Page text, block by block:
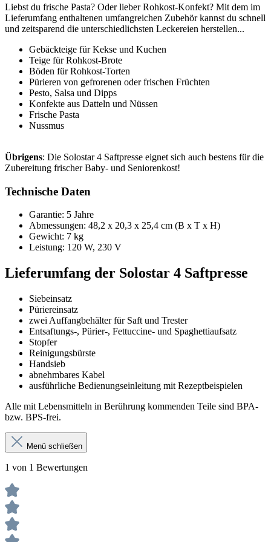
Liebst du frische Pasta? Oder lieber Rohkost-Konfekt? Mit dem im
Lieferumfang enthaltenen umfangreichen Zubehör kannst du schnell
und zeitsparend die unterschiedlichsten Leckereien herstellen...
Gebäckteige für Kekse und Kuchen
Teige für Rohkost-Brote
Böden für Rohkost-Torten
Pürieren von gefrorenen oder frischen Früchten
Pesto, Salsa und Dipps
Konfekte aus Datteln und Nüssen
Frische Pasta
Nussmus
Übrigens: Die Solostar 4 Saftpresse eignet sich auch bestens für die
Zubereitung frischer Baby- und Seniorenkost!
Technische Daten
Garantie: 5 Jahre
Abmessungen: 48,2 x 20,3 x 25,4 cm (B x T x H)
Gewicht: 7 kg
Leistung: 120 W, 230 V
Lieferumfang der Solostar 4 Saftpresse
Siebeinsatz
Püriereinsatz
zwei Auffangbehälter für Saft und Trester
Entsaftungs-, Pürier-, Fettuccine- und Spaghettiaufsatz
Stopfer
Reinigungsbürste
Handsieb
abnehmbares Kabel
ausführliche Bedienungseinleitung mit Rezeptbeispielen
Alle mit Lebensmitteln in Berührung kommenden Teile sind BPA-
bzw. BPS-frei.
Menü schließen
1 von 1 Bewertungen